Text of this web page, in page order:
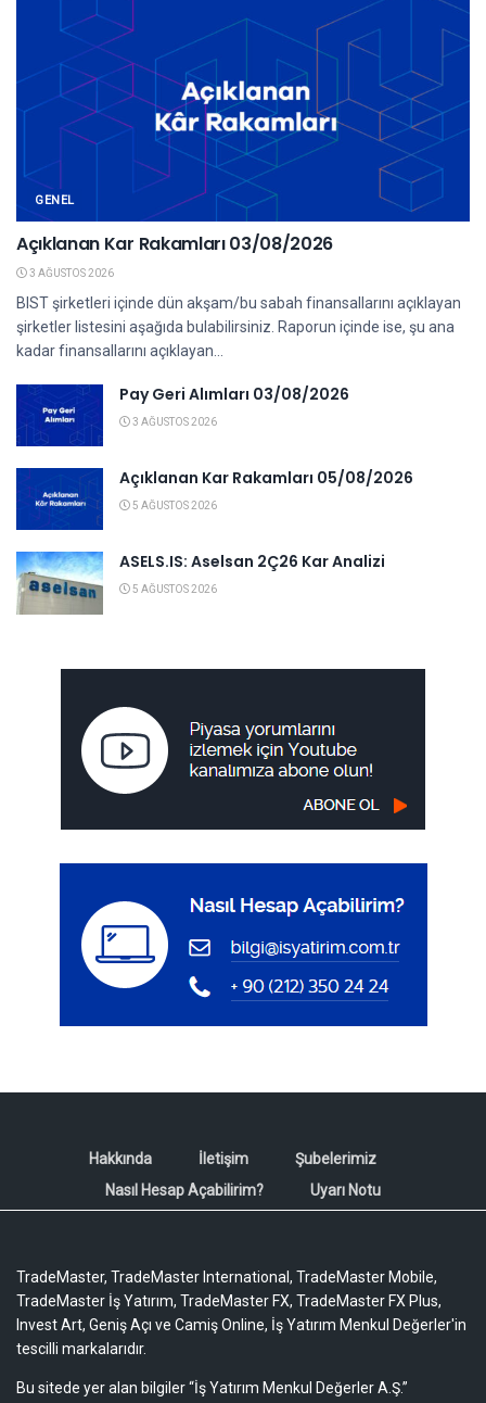
GENEL
Açıklanan Kar Rakamları 03/08/2026
3 AĞUSTOS 2026
BIST şirketleri içinde dün akşam/bu sabah finansallarını açıklayan
şirketler listesini aşağıda bulabilirsiniz. Raporun içinde ise, şu ana
kadar finansallarını açıklayan...
Pay Geri Alımları 03/08/2026
3 AĞUSTOS 2026
Açıklanan Kar Rakamları 05/08/2026
5 AĞUSTOS 2026
ASELS.IS: Aselsan 2Ç26 Kar Analizi
5 AĞUSTOS 2026
Hakkında İletişim
Şubelerimiz
Nasıl Hesap Açabilirim?
Uyarı Notu
TradeMaster, TradeMaster International, TradeMaster Mobile,
TradeMaster İş Yatırım, TradeMaster FX, TradeMaster FX Plus,
Invest Art, Geniş Açı ve Camiş Online, İş Yatırım Menkul Değerler'in
tescilli markalarıdır.
Bu sitede yer alan bilgiler “İş Yatırım Menkul Değerler A.Ş.”